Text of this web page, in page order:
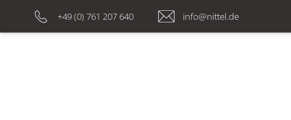
+49 (0) 761 207 640 info@nittel.de